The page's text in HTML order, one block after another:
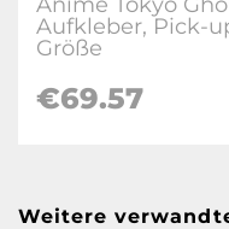
Aufkleber, Pick-
Größe
€69.57
Weitere